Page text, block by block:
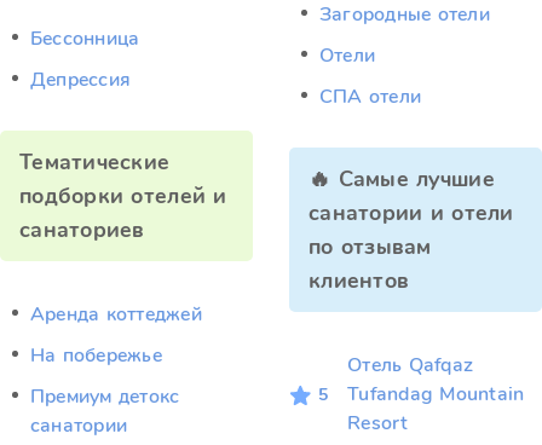
Бессонница
Депрессия
Тематические
подборки отелей и
санаториев
Аренда коттеджей
На побережье
Премиум детокс
санатории
Загородные отели
Отели
СПА отели
🔥 Самые лучшие
санатории и отели
по отзывам
клиентов
5
Отель Qafqaz
Tufandag Mountain
Resort